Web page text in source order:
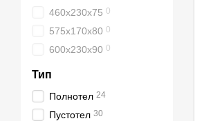
460х230х75 0
575х170х80 0
600х230х90 0
Тип
Полнотел 24
Пустотел 30